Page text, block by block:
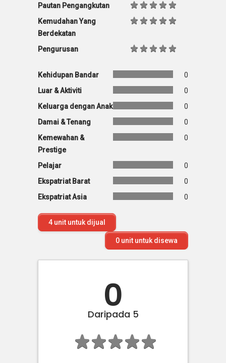
Pautan Pengangkutan
Kemudahan Yang
Berdekatan
Pengurusan
Kehidupan Bandar
0
Luar & Aktiviti
0
Keluarga dengan Anak
0
Damai & Tenang
0
Kemewahan &
Prestige
0
Pelajar
0
Ekspatriat Barat
0
Ekspatriat Asia
0
4 unit untuk dijual
0 unit untuk disewa
0
Daripada 5